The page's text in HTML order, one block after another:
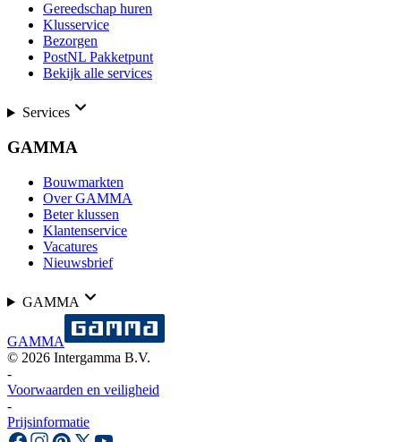
Gereedschap huren
Klusservice
Bezorgen
PostNL Pakketpunt
Bekijk alle services
Services
GAMMA
Bouwmarkten
Over GAMMA
Beter klussen
Klantenservice
Vacatures
Nieuwsbrief
GAMMA
GAMMA
© 2026 Intergamma B.V.
-
Voorwaarden en veiligheid
-
Prijsinformatie